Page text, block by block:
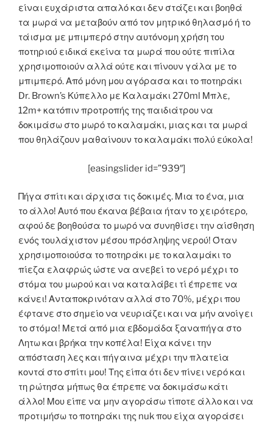
είναι ευχάριστα απαλό και δεν στάζει και βοηθά
τα μωρά να μεταβούν από τον μητρικό θηλασμό ή το
τάισμα με μπιμπερό στην αυτόνομη χρήση του
ποτηριού ειδικά εκείνα τα μωρά που ούτε πιπίλα
χρησιμοποιούν αλλά ούτε και πίνουν γάλα με το
μπιμπερό. Από μόνη μου αγόρασα και το ποτηράκι
Dr. Brown’s Κύπελλο με Καλαμάκι 270ml Μπλε,
12m+ κατόπιν προτροπής της παιδιάτρου να
δοκιμάσω στο μωρό το καλαμάκι, μιας και τα μωρά
που θηλάζουν μαθαίνουν το καλαμάκι πολύ εύκολα!
[easingslider id=”939″]
Πήγα σπίτι και άρχισα τις δοκιμές. Μια το ένα, μια
το άλλο! Αυτό που έκανα βέβαια ήταν το χειρότερο,
αφού δε βοηθούσα το μωρό να συνηθίσει την αίσθηση
ενός τουλάχιστον μέσου πρόσληψης νερού! Όταν
χρησιμοποιούσα το ποτηράκι με το καλαμάκι το
πίεζα ελαφρώς ώστε να ανεβεί το νερό μέχρι το
στόμα του μωρού και να καταλάβει τί έπρεπε να
κάνει! Ανταποκρινόταν αλλά στο 70%, μέχρι που
έφτανε στο σημείο να νευριάζει και να μήν ανοίγει
το στόμα! Μετά από μια εβδομάδα ξαναπήγα στο
Λητω και βρήκα την κοπέλα! Είχα κάνει την
απόσταση λες και πήγαινα μέχρι την πλατεία
κοντά στο σπίτι μου! Της είπα ότι δεν πίνει νερό και
τη ρώτησα μήπως θα έπρεπε να δοκιμάσω κάτι
άλλο! Μου είπε να μην αγοράσω τίποτε άλλο και να
προτιμήσω το ποτηράκι της nuk που είχα αγοράσει